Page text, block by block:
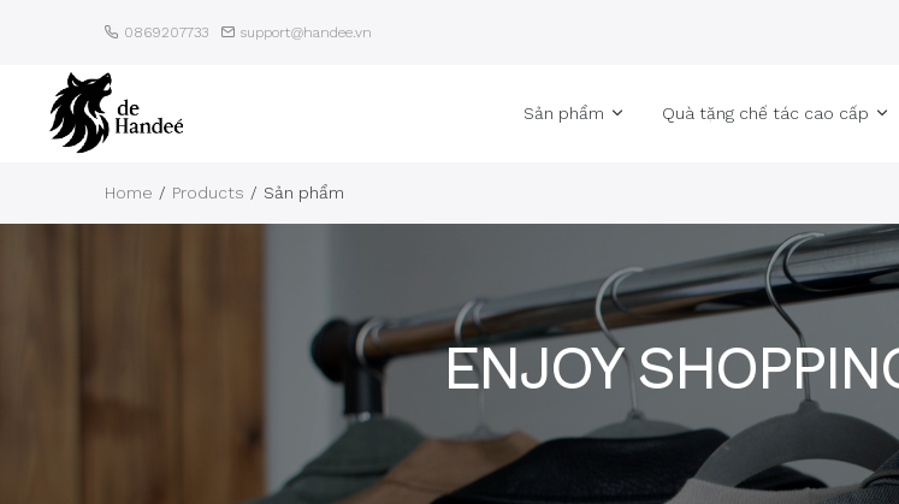
0869207733 support@handee.vn
Sản phẩm Quà tặng chế tác cao cấp
Home Products Sản phẩm
ENJOY